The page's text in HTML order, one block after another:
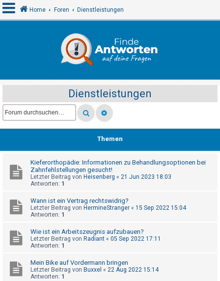
e
l
d
e
R
e
i
s
e
r
Home Foren Dienstleistungen
Dienstleistungen
Themen
Kieferorthopädie: Informationen zu Behandlungsoptionen bei
Zahnfehlstellungen gesucht!
Letzter Beitrag von Heisenberg « 21 Jun 2023 18:03
Antworten: 1
Wann ist ein Vertrag rechtswidrig?
Letzter Beitrag von HermineStranger « 15 Sep 2022 15:04
Antworten: 1
Wie ist ein Arbeitszeugnis aufzubauen?
Letzter Beitrag von Radiant « 05 Sep 2022 17:11
Antworten: 1
Mein Bike auf Vordermann bringen
Letzter Beitrag von Buxxel « 22 Aug 2022 15:14
Antworten: 1